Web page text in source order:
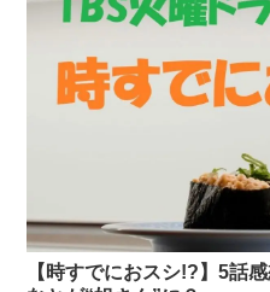
【時すでにおスシ!?】5話